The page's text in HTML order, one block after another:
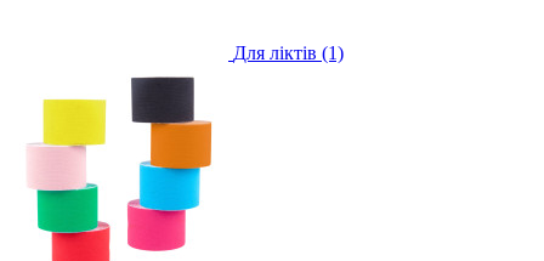
Для ліктів (1)